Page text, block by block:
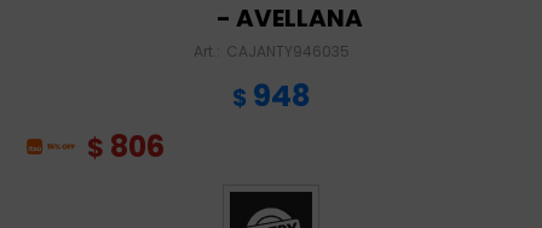
- AVELLANA
CAJANTY946035
$ 948
$ 806